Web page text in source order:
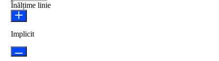
Înălțime linie
Implicit